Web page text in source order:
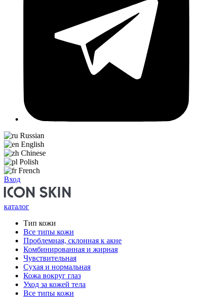
Russian
English
Chinese
Polish
French
Вход
каталог
Тип кожи
Все типы кожи
Проблемная, склонная к акне
Комбинированная и жирная
Чувствительная
Сухая и нормальная
Кожа вокруг глаз
Уход за кожей тела
Все типы кожи